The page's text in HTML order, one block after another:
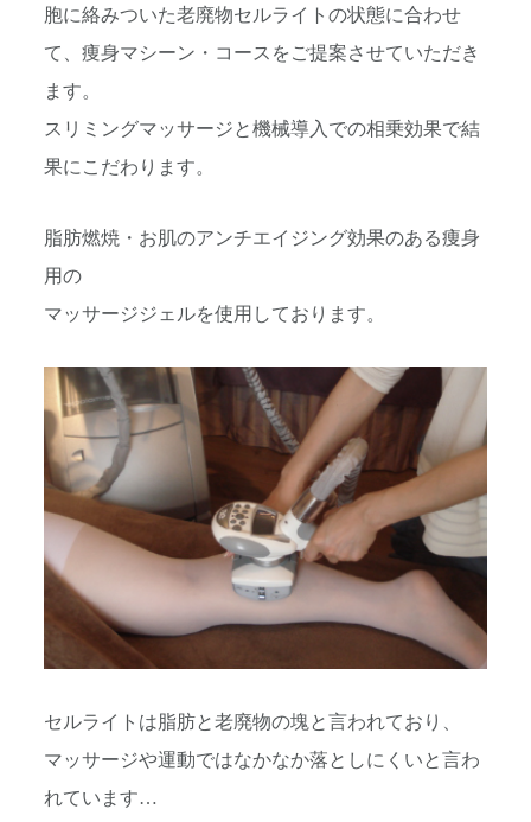
胞に絡みついた老廃物セルライトの状態に合わせ
て、痩身マシーン・コースをご提案させていただき
ます。
スリミングマッサージと機械導入での相乗効果で結
果にこだわります。
脂肪燃焼・お肌のアンチエイジング効果のある痩身
用の
マッサージジェルを使用しております。
セルライトは脂肪と老廃物の塊と言われており、
マッサージや運動ではなかなか落としにくいと言わ
れています…